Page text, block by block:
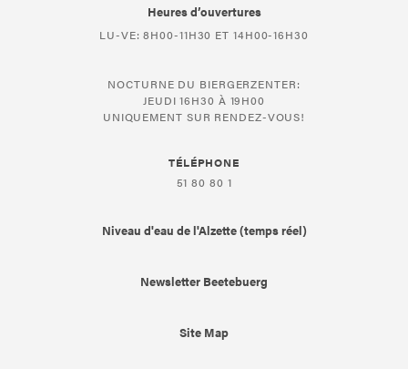
Heures d’ouvertures
LU-VE: 8H00-11H30 ET 14H00-16H30
NOCTURNE DU BIERGERZENTER:
JEUDI 16H30 À 19H00
UNIQUEMENT SUR RENDEZ-VOUS!
TÉLÉPHONE
51 80 80 1
Niveau d'eau de l'Alzette (temps réel)
Newsletter Beetebuerg
Site Map